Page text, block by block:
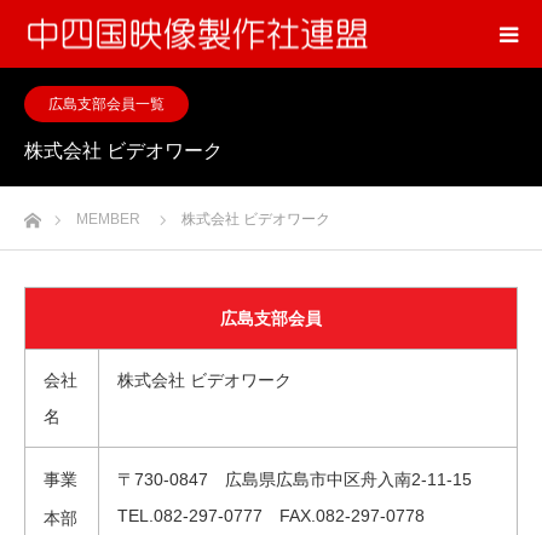
広島支部会員一覧
株式会社 ビデオワーク
ホームMEMBER 株式会社 ビデオワーク
広島支部会員
会社
名
株式会社 ビデオワーク
事業
本部
〒730-0847 広島県広島市中区舟入南2-11-15
TEL.082-297-0777 FAX.082-297-0778